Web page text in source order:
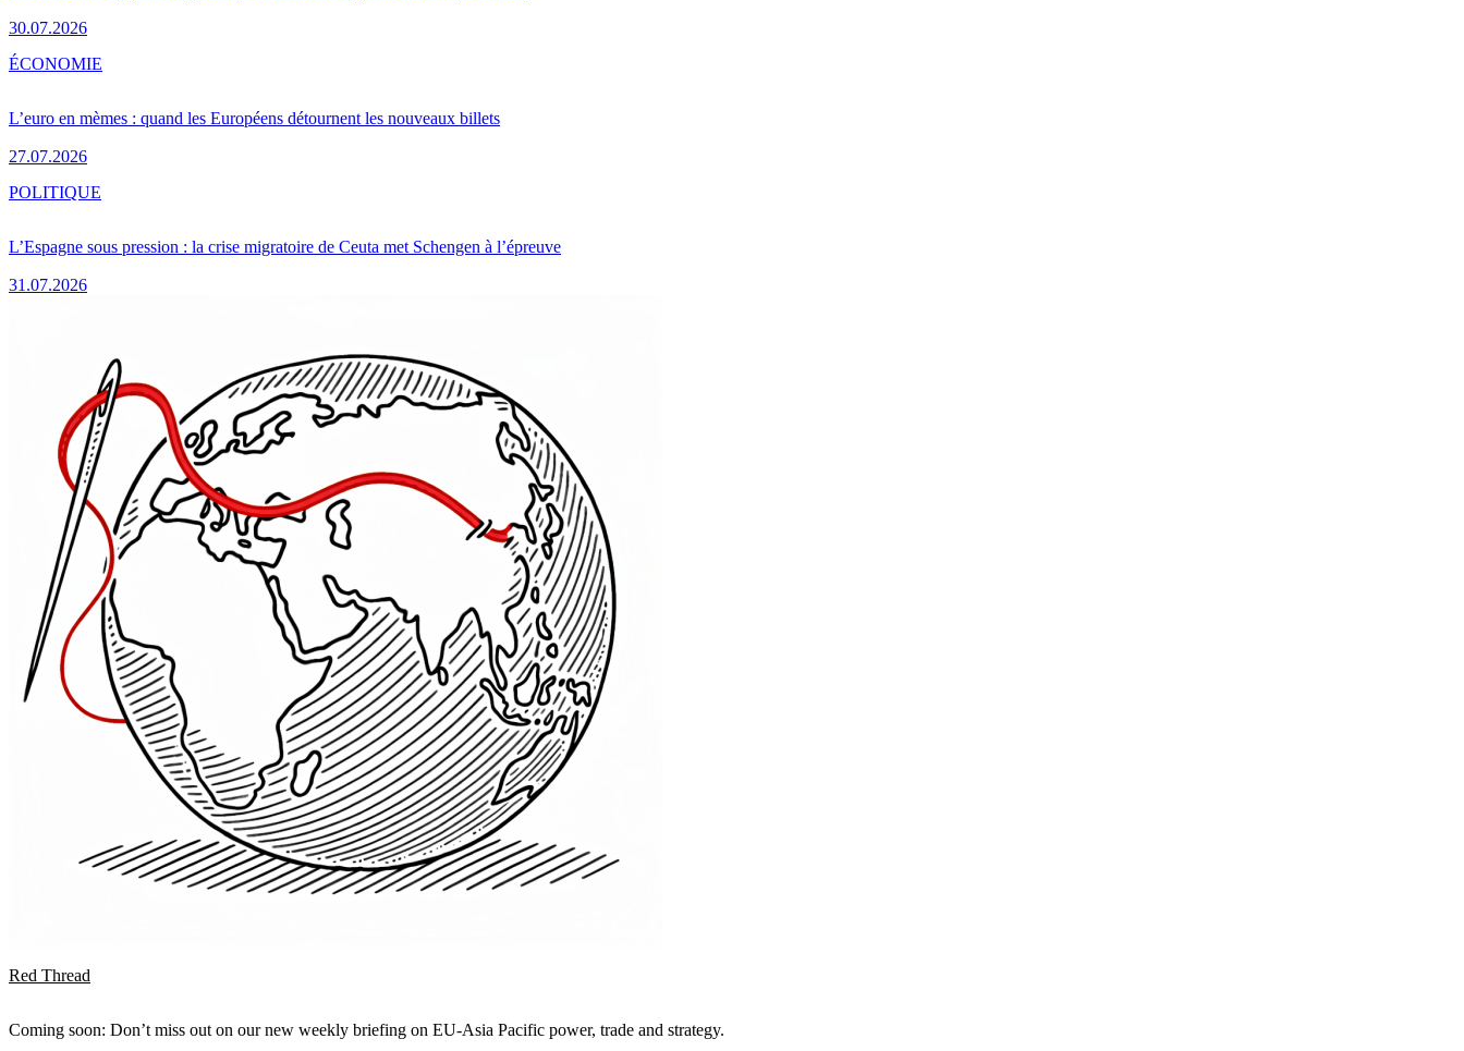
30.07.2026
L’euro en mèmes : quand les Européens détournent les nouveaux billets
27.07.2026
ÉCONOMIE
L’Espagne sous pression : la crise migratoire de Ceuta met Schengen à l’épreuve
31.07.2026
POLITIQUE
Red Thread
Coming soon: Don’t miss out on our new weekly briefing on EU-Asia Pacific power, trade and strategy.